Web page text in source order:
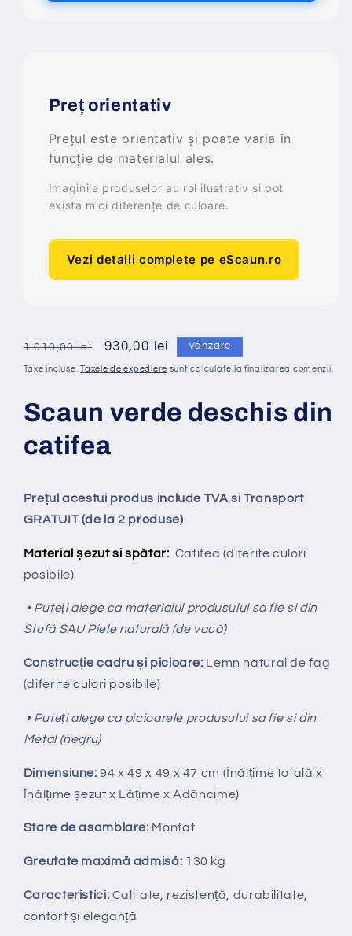
Preț orientativ
Prețul este orientativ și poate varia în
funcție de materialul ales.
Imaginile produselor au rol ilustrativ și pot
exista mici diferențe de culoare.
Vezi detalii complete pe eScaun.ro
Preț
obișnuit
1.010,00 lei
Preț
redus
930,00 lei Vânzare
Taxe incluse.Taxele de expediere sunt calculate la finalizarea comenzii.
Scaun verde deschis din
catifea
Prețul acestui produs include TVA si Transport
GRATUIT (de la 2 produse)
Material șezut si spătar: Catifea (diferite culori
posibile)
• Puteți alege ca materialul produsului sa fie si din
Stofă SAU Piele naturală (de vacă)
Construcție cadru și picioare: Lemn natural de fag
(diferite culori posibile)
• Puteți alege ca picioarele produsului sa fie si din
Metal (negru)
Dimensiune: 94 x 49 x 49 x 47 cm (Înălțime totală x
Înălțimeșezut x Lățime x Adâncime)
Stare de asamblare: Montat
Greutate maximă admisă: 130 kg
Caracteristici: Calitate, rezistență, durabilitate,
confort și eleganță